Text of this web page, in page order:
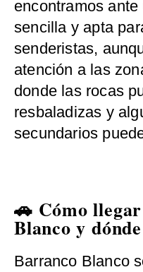
encontramos
sencilla y apta
senderistas,
atención a las
donde las rocas
resbaladizas y
secundarios
🚗 Cómo
Blanco y
Barranco Blanco